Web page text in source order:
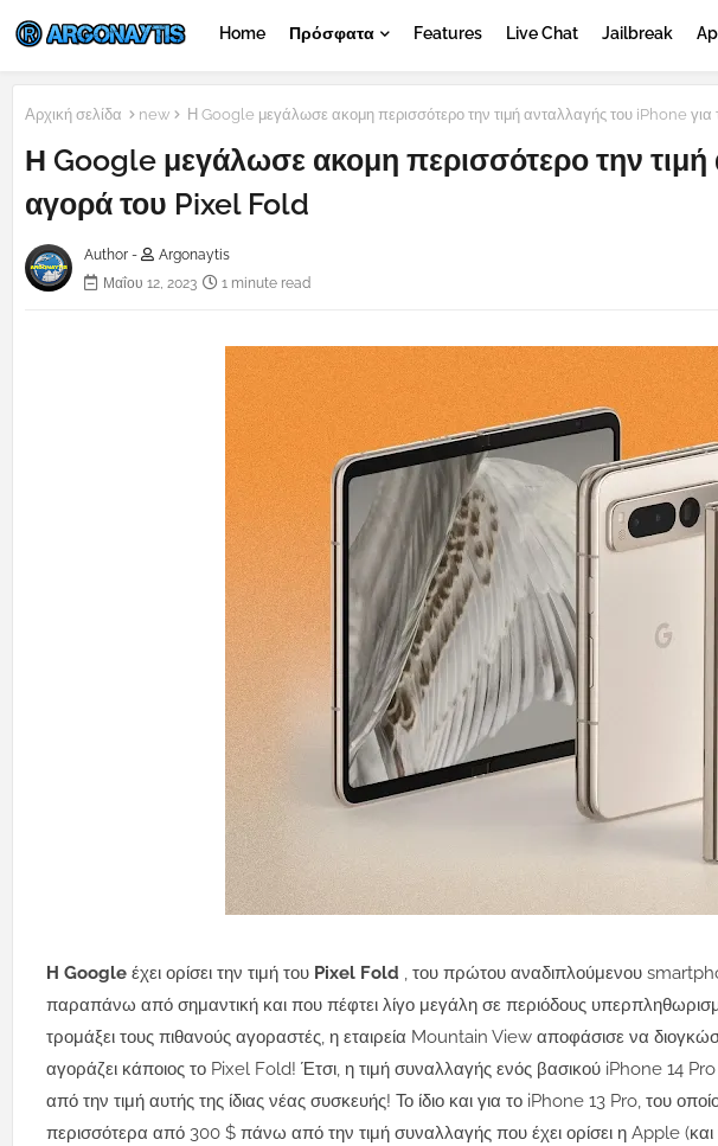
Home Πρόσφατα Features Live Chat Jailbreak
Αρχική σελίδα new Η Google μεγάλωσε ακομη περισσότερο την τιμή ανταλλαγής του iPhone
Η Google μεγάλωσε ακομη περισσότερο την τιμή
αγορά του Pixel Fold
Author -
Argonaytis
Μαΐου 12, 2023
1 minute read
Η Google έχει ορίσει την τιμή του Pixel Fold , του πρώτου αναδιπλούμενου
παραπάνω από σημαντική και που πέφτει λίγο μεγάλη σε περιόδους
τρομάξει τους πιθανούς αγοραστές, η εταιρεία Mountain View αποφάσισε να
αγοράζει κάποιος το Pixel Fold! Έτσι, η τιμή συναλλαγής ενός βασικού iPhone 14 Pro
από την τιμή αυτής της ίδιας νέας συσκευής! Το ίδιο και για το iPhone 13 Pro, του
περισσότερα από 300 $ πάνω από την τιμή συναλλαγής που έχει ορίσει η Apple